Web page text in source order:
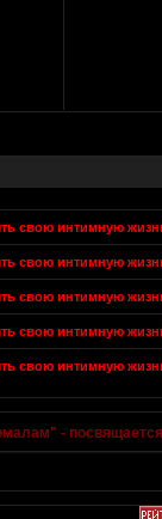
свою интимную
свою интимную
свою интимную
свою интимную
свою интимную
-